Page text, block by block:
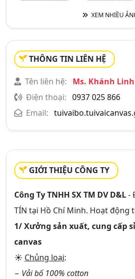
XEM NHIỀU
THÔNG TIN LIÊN HỆ
Tên liên hệ:
Ms. Khánh Linh
Điện thoại: 0937 025 866
Email:
GIỚI THIỆU CÔNG TY
Công Ty TNHH SX TM DV D&L-
TÍN tại Hồ Chí Minh. Hoạt động
1/ Xưởng sản xuất, cung cấp
canvas
☀ Chủng loại:
− Vải bố 100% cotton